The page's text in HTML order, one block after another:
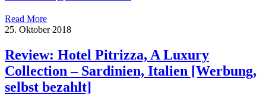
Read More
25. Oktober 2018
Review: Hotel Pitrizza, A Luxury
Collection – Sardinien, Italien [Werbung,
selbst bezahlt]